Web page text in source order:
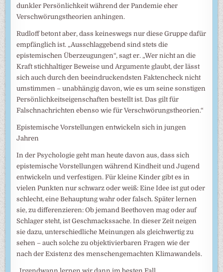
dunkler Persönlichkeit während der Pandemie eher
Verschwörungstheorien anhingen.
Rudloff betont aber, dass keineswegs nur diese Gruppe dafür
empfänglich ist. „Ausschlaggebend sind stets die
epistemischen Überzeugungen“, sagt er. „Wer nicht an die
Kraft stichhaltiger Beweise und Argumente glaubt, der lässt
sich auch durch den beeindruckendsten Faktencheck nicht
umstimmen – unabhängig davon, wie es um seine sonstigen
Persönlichkeitseigenschaften bestellt ist. Das gilt für
Falschnachrichten ebenso wie für Verschwörungstheorien.“
Epistemische Vorstellungen entwickeln sich in jungen
Jahren
In der Psychologie geht man heute davon aus, dass sich
epistemische Vorstellungen während Kindheit und Jugend
entwickeln und verfestigen. Für kleine Kinder gibt es in
vielen Punkten nur schwarz oder weiß: Eine Idee ist gut oder
schlecht, eine Behauptung wahr oder falsch. Später lernen
sie, zu differenzieren: Ob jemand Beethoven mag oder auf
Schlager steht, ist Geschmackssache. In dieser Zeit neigen
sie dazu, unterschiedliche Meinungen als gleichwertig zu
sehen – auch solche zu objektivierbaren Fragen wie der
nach der Existenz des menschengemachten Klimawandels.